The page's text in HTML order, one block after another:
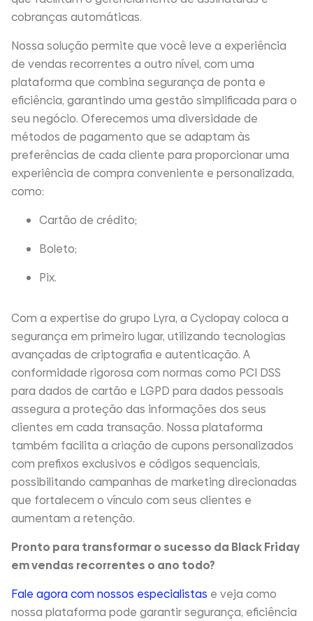
cobranças automáticas.
Nossa solução permite que você leve a experiência
de vendas recorrentes a outro nível, com uma
plataforma que combina segurança de ponta e
eficiência, garantindo uma gestão simplificada para o
seu negócio. Oferecemos uma diversidade de
métodos de pagamento que se adaptam às
preferências de cada cliente para proporcionar uma
experiência de compra conveniente e personalizada,
como:
Cartão de crédito;
Boleto;
Pix.
Com a expertise do grupo Lyra, a Cyclopay coloca a
segurança em primeiro lugar, utilizando tecnologias
avançadas de criptografia e autenticação. A
conformidade rigorosa com normas como PCI DSS
para dados de cartão e LGPD para dados pessoais
assegura a proteção das informações dos seus
clientes em cada transação. Nossa plataforma
também facilita a criação de cupons personalizados
com prefixos exclusivos e códigos sequenciais,
possibilitando campanhas de marketing direcionadas
que fortalecem o vínculo com seus clientes e
aumentam a retenção.
Pronto para transformar o sucesso da Black Friday
em vendas recorrentes o ano todo?
Fale agora com nossos especialistas e veja como
nossa plataforma pode garantir segurança, eficiência